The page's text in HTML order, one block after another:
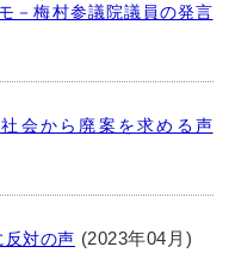
－梅村参議院議員の発言
会から廃案を求める声
反対の声 (2023年04月)